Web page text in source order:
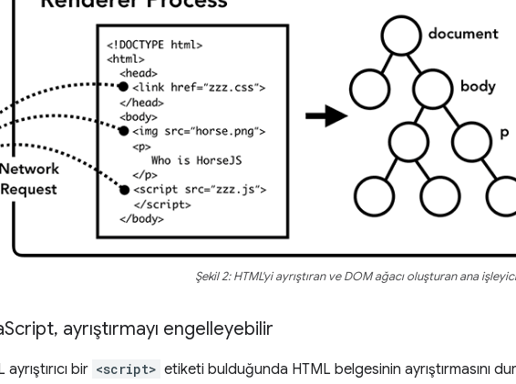
Şekil 2: HTML'yi ayrıştıran ve DOM ağacı oluşturan ana işleyici
Script, ayrıştırmayı engelleyebilir
ayrıştırıcı bir <script> etiketi bulduğunda HTML belgesinin ayrıştırmasını